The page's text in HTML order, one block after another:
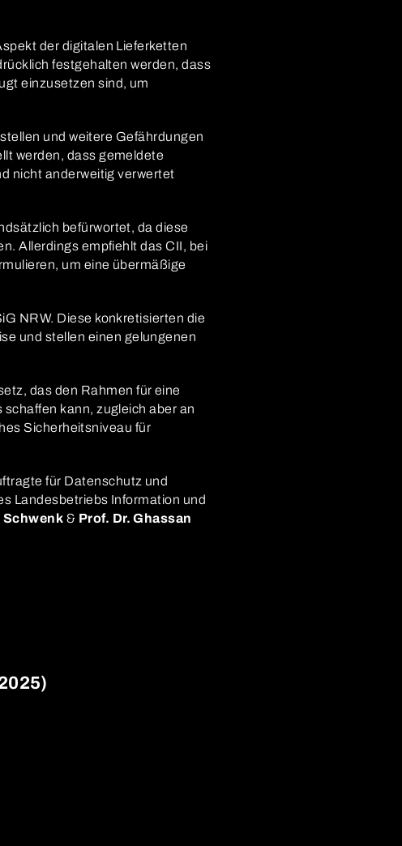
der digitalen Lieferketten
festgehalten werden, dass
einzusetzen sind, um
und weitere Gefährdungen
werden, dass gemeldete
nicht anderweitig verwertet
befürwortet, da diese
Allerdings empfiehlt das CII, bei
um eine übermäßige
NRW. Diese konkretisierten die
und stellen einen gelungenen
das den Rahmen für eine
kann, zugleich aber an
Sicherheitsniveau für
für Datenschutz und
Landesbetriebs Information und
Schwenk & Prof. Dr. Ghassan